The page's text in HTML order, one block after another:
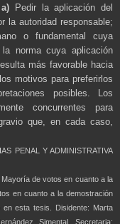
a) Pedir la aplicación del
la autoridad responsable;
o fundamental cuya
norma cuya aplicación
más favorable hacia
motivos para preferirlos
posibles. Los
concurrentes para
que, en cada caso,
PENAL Y ADMINISTRATIVA
de votos en cuanto a la
en cuanto a la demostración
esta tesis. Disidente: Marta
Simental. Secretaria: